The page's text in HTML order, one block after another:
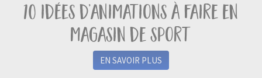
10 idées d’animations à faire en
magasin de sport
EN SAVOIR PLUS